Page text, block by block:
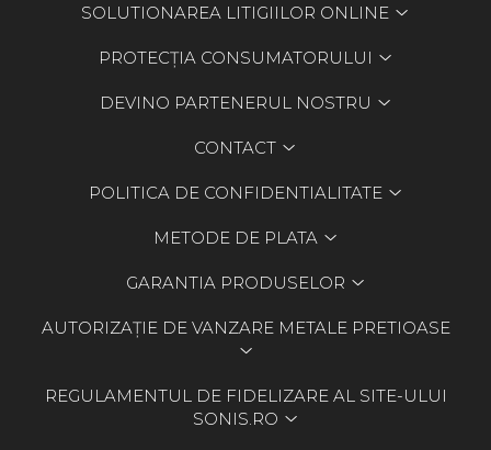
SOLUTIONAREA LITIGIILOR ONLINE
PROTECȚIA CONSUMATORULUI
DEVINO PARTENERUL NOSTRU
CONTACT
POLITICA DE CONFIDENTIALITATE
METODE DE PLATA
GARANTIA PRODUSELOR
AUTORIZAȚIE DE VANZARE METALE PRETIOASE
REGULAMENTUL DE FIDELIZARE AL SITE-ULUI
SONIS.RO